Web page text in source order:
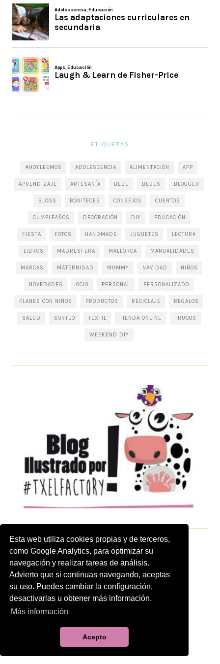
Esta web utiliza cookies propias y de terceros,
como Google Analytics, para optimizar su
navegación y realizar tareas de análisis.
Advierto que si continuas navegando, aceptas
su uso. Puedes cambiar la configuración,
desactivarlas u obtener más información.
Más información
Acepto
ETIQUETAS
#HOYLEEMOS ADOLESCENCIA ALIMENTACIÓN APP
APRENDIZAJE ARTESANÍA BEBE BEBES BLOGGER
BLOGS BONITECES CONSEJOS CUENTOS
CUMPLEAÑOS DECORACIÓN DIY EDUCACIÓN
FIESTA FOTOS HANDMADE JUGUETES LECTURA
LIBROS MADRESFERA MALLORCA MANUALIDADES
MARCAS MATERNIDAD MUMMY NAVIDAD NIÑOS
NOVEDADES OCIO PERSONAL PERSONALIZADO
PLANES CON NIÑOS PRODUCTOS RECICLAJE REGALOS
SALUD SORTEO TEXTIL TIENDA ONLINE TRUCOS
WEEKEND DIY